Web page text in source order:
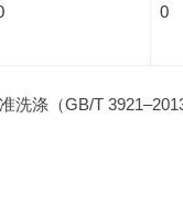
0
洗涤（GB/T